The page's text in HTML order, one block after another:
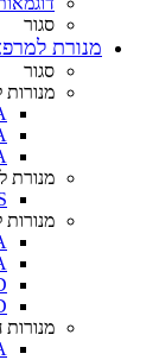
סגור
מנורת
סגור
מנורת
מנורות